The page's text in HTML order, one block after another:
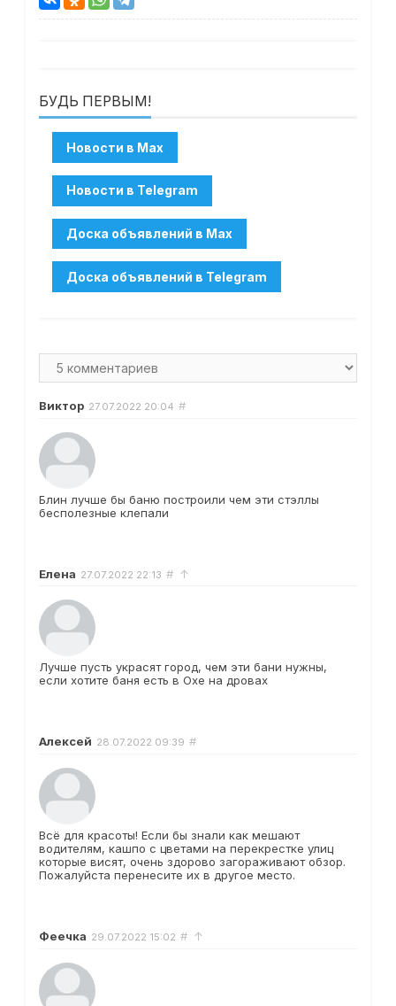
БУДЬ ПЕРВЫМ!
Виктор 27.07.2022 20:04 #
Блин лучше бы баню построили чем эти стэллы
бесполезные клепали
Елена 27.07.2022 22:13 # ↑
Лучше пусть украсят город, чем эти бани нужны,
если хотите баня есть в Охе на дровах
Алексей 28.07.2022 09:39 #
Всё для красоты! Если бы знали как мешают
водителям, кашпо с цветами на перекрестке улиц
которые висят, очень здорово загораживают обзор.
Пожалуйста перенесите их в другое место.
Феечка 29.07.2022 15:02 # ↑